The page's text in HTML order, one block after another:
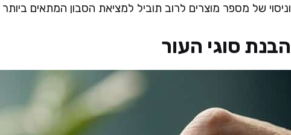
וניסוי של מספר מוצרים לרוב תוביל למציאת הסבון המתאים ביותר
הבנת סוגי העור